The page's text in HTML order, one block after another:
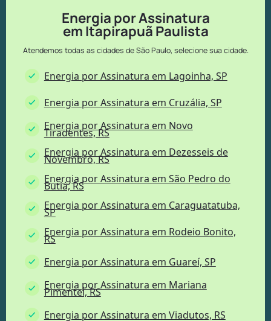
Energia por Assinatura
em Itapirapuã Paulista
Atendemos todas as cidades de São Paulo, selecione sua cidade.
Energia por Assinatura em Lagoinha, SP
Energia por Assinatura em Cruzália, SP
Energia por Assinatura em Novo
Tiradentes, RS
Energia por Assinatura em Dezesseis de
Novembro, RS
Energia por Assinatura em São Pedro do
Butiá, RS
Energia por Assinatura em Caraguatatuba,
SP
Energia por Assinatura em Rodeio Bonito,
RS
Energia por Assinatura em Guareí, SP
Energia por Assinatura em Mariana
Pimentel, RS
Energia por Assinatura em Viadutos, RS